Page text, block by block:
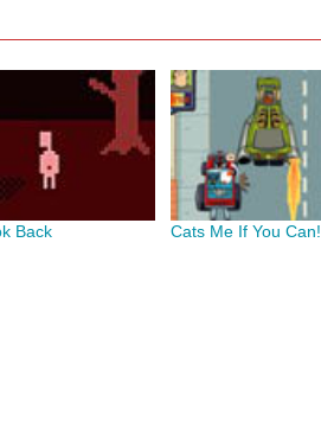
Back Cats Me If You Can!